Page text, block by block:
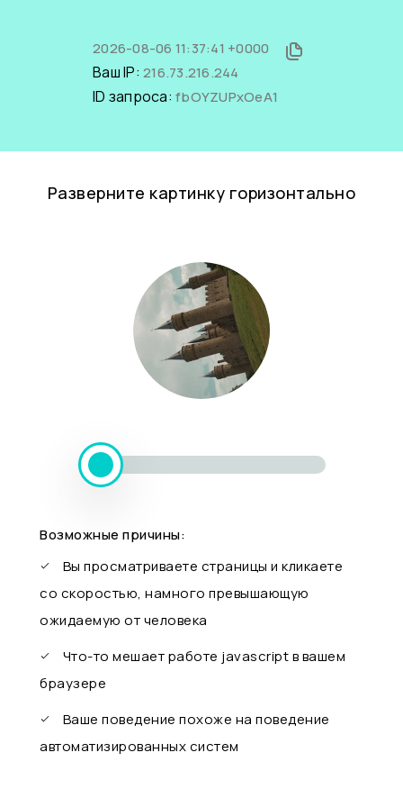
2026-08-06 11:37:41 +0000
Ваш IP: 216.73.216.244
ID запроса: fbOYZUPxOeA1
Разверните картинку горизонтально
Возможные причины:
Вы просматриваете страницы и кликаете
со скоростью, намного превышающую
ожидаемую от человека
Что-то мешает работе javascript в вашем
браузере
Ваше поведение похоже на поведение
автоматизированных систем